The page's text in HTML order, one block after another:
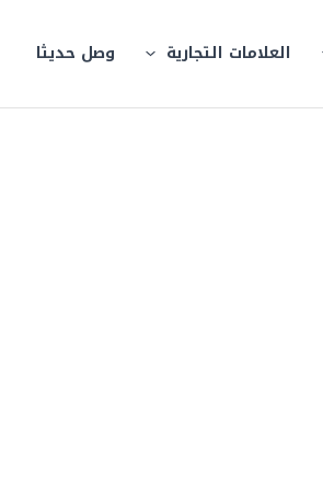
العلامات التجارية وصل حديثا